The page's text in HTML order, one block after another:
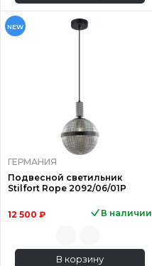
NEW
ГЕРМАНИЯ
Подвесной светильник
Stilfort Rope 2092/06/01P
12 500 ₽ В наличии
В корзину